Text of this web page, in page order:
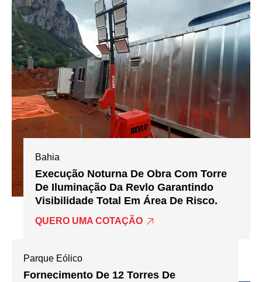
Bahia
Execução Noturna De Obra Com Torre
De Iluminação Da Revlo Garantindo
Visibilidade Total Em Área De Risco.
QUERO UMA COTAÇÃO
Parque Eólico
Fornecimento De 12 Torres De